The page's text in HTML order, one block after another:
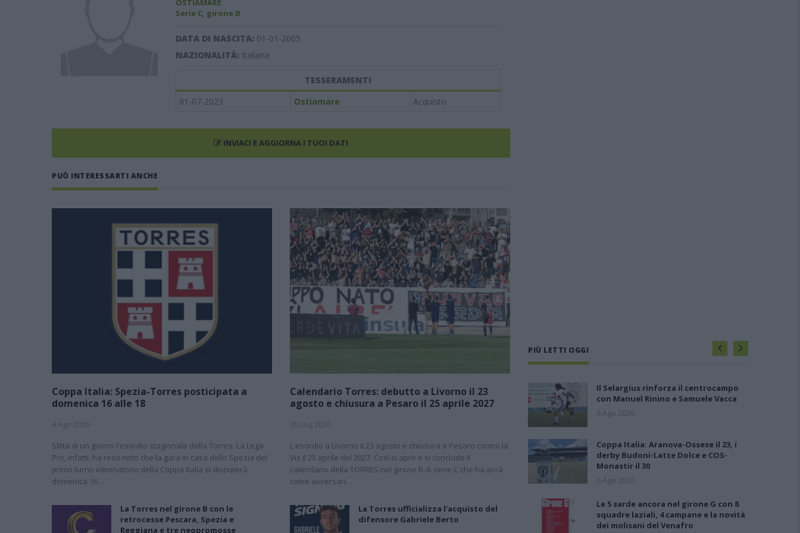
OSTIAMARE
Serie C, girone B
DATA DI NASCITA: 01-01-2005
NAZIONALITÀ: Italiana
TESSERAMENTI
01-07-2023
Ostiamare Acquisto
INVIACI E AGGIORNA I TUOI DATI
PUÒ INTERESSARTI ANCHE
Coppa Italia: Spezia-Torres posticipata a
domenica 16 alle 18
4 Ago 2026
Slitta di un giorno l'esordio stagionale della Torres. La Lega
Pro, infatti, ha reso noto che la gara in casa dello Spezia del
primo turno eliminatorio della Coppa Italia si disputerà
domenica 16…
Calendario Torres: debutto a Livorno il 23
agosto e chiusura a Pesaro il 25 aprile 2027
30 Lug 2026
L'esordio a Livorno il 23 agosto e chiusura a Pesaro contro la
Vis il 25 aprile del 2027. Così si apre e si conclude il
calendario della TORRES nel girone B di serie C che ha avrà
come avversari…
La Torres nel girone B con le
retrocesse Pescara, Spezia e
Reggiana e tre neopromosse
La Torres ufficializza l'acquisto del
difensore Gabriele Berto
PIÙ LETTI OGGI
Il Selargius rinforza il centrocampo
con Manuel Rinino e Samuele Vacca
6 Ago 2026
Coppa Italia: Aranova-Ossese il 23, i
derby Budoni-Latte Dolce e COS-
Monastir il 30
6 Ago 2026
Le 5 sarde ancora nel girone G con 8
squadre laziali, 4 campane e la novità
dei molisani del Venafro